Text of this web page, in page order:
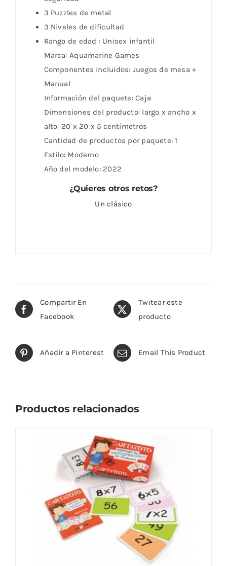
3 Puzzles de metal
3 Niveles de dificultad
Rango de edad : Unisex infantil
Marca: Aquamarine Games
Componentes incluidos: Juegos de mesa +
Manual
Información del paquete: Caja
Dimensiones del producto: largo x ancho x
alto: 20 x 20 x 5 centímetros
Cantidad de productos por paquete: 1
Estilo: Moderno
Año del modelo: 2022
¿Quieres otros retos?
Un clásico
Compartir En
Facebook
Twitear este
producto
Añadir a Pinterest Email This Product
Productos relacionados